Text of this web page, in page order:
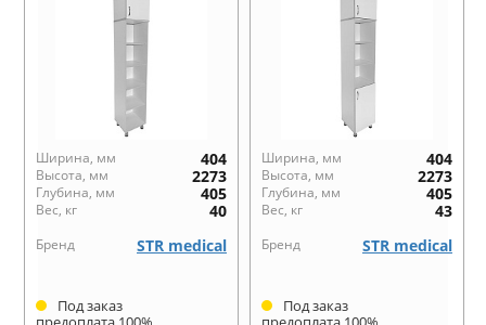
Ширина, мм 404
Высота, мм 2273
Глубина, мм 405
Вес, кг 40
Бренд STR medical
Под заказ
Ширина, мм 404
Высота, мм 2273
Глубина, мм 405
Вес, кг 43
Бренд STR medical
Под заказ